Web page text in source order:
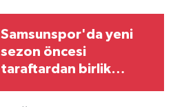
Samsunspor'da yeni
sezon öncesi
taraftardan birlik